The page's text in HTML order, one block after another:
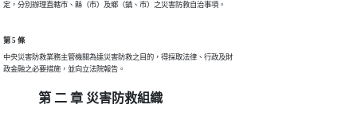
定，分別辦理直轄市、縣（市）及鄉（鎮、市）之災害防救自治事項。
第 5 條
中央災害防救業務主管機關為達災害防救之目的，得採取法律、行政及財
政金融之必要措施，並向立法院報告。
第 二 章 災害防救組織